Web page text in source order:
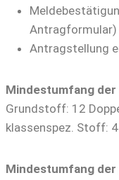
Antragformular)
Antragstellung
Mindestumfang
Grundstoff: 12
klassenspez. Stoff:
Mindestumfang